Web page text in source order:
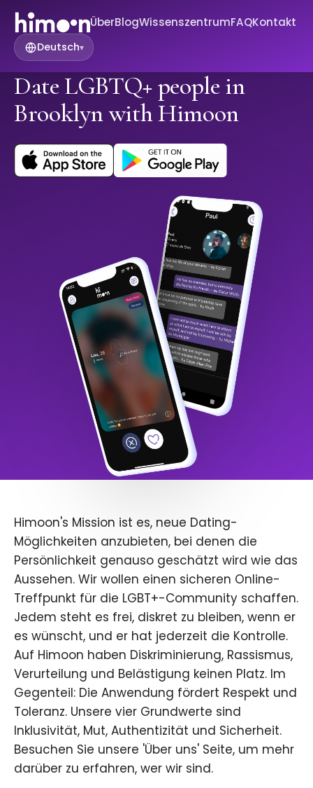
ÜberBlogWissenszentrumFAQKontakt
Deutsch▾
Date LGBTQ+ people in
Brooklyn with Himoon
Himoon's Mission ist es, neue Dating-
Möglichkeiten anzubieten, bei denen die
Persönlichkeit genauso geschätzt wird wie das
Aussehen. Wir wollen einen sicheren Online-
Treffpunkt für die LGBT+-Community schaffen.
Jedem steht es frei, diskret zu bleiben, wenn er
es wünscht, und er hat jederzeit die Kontrolle.
Auf Himoon haben Diskriminierung, Rassismus,
Verurteilung und Belästigung keinen Platz. Im
Gegenteil: Die Anwendung fördert Respekt und
Toleranz. Unsere vier Grundwerte sind
Inklusivität, Mut, Authentizität und Sicherheit.
Besuchen Sie unsere 'Über uns' Seite, um mehr
darüber zu erfahren, wer wir sind.